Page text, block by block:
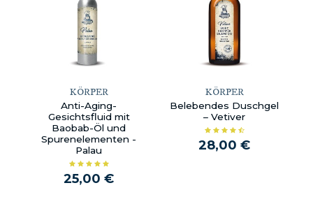
KÖRPER
Anti-Aging-
Gesichtsfluid mit
Baobab-Öl und
Spurenelementen -
Palau
25,00 €
KÖRPER
Belebendes Duschgel
– Vetiver
28,00 €